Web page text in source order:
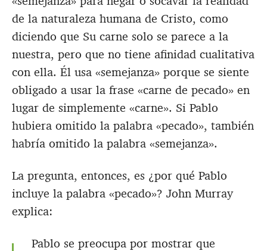
de la naturaleza humana de Cristo, como
diciendo que Su carne solo se parece a la
nuestra, pero que no tiene afinidad cualitativa
con ella. Él usa «semejanza» porque se siente
obligado a usar la frase «carne de pecado» en
lugar de simplemente «carne». Si Pablo
hubiera omitido la palabra «pecado», también
habría omitido la palabra «semejanza».
La pregunta, entonces, es ¿por qué Pablo
incluye la palabra «pecado»? John Murray
explica:
Pablo se preocupa por mostrar que